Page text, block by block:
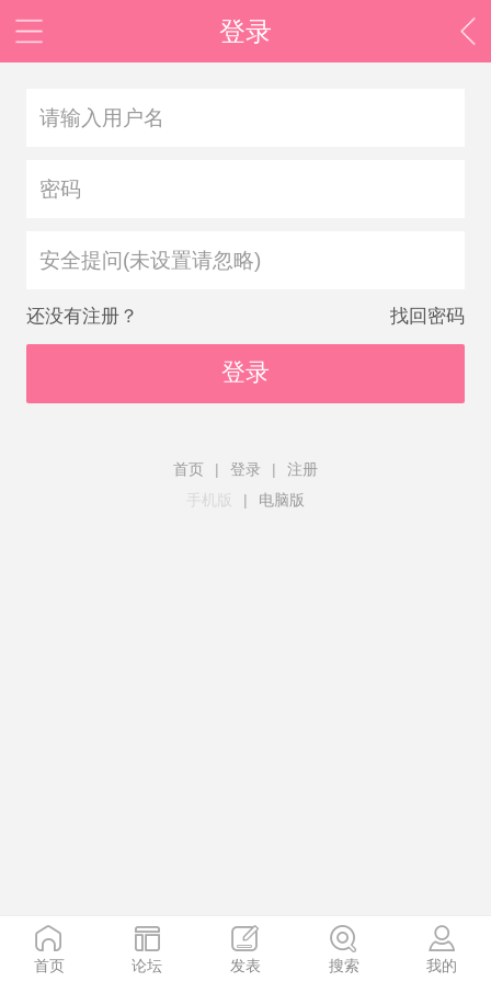
登录
安全提问(未设置请忽略)
还没有注册？ 找回密码
登录
首页 | 登录 |
注册
手机版
| 电脑版
首页 论坛 发表 搜索 我的